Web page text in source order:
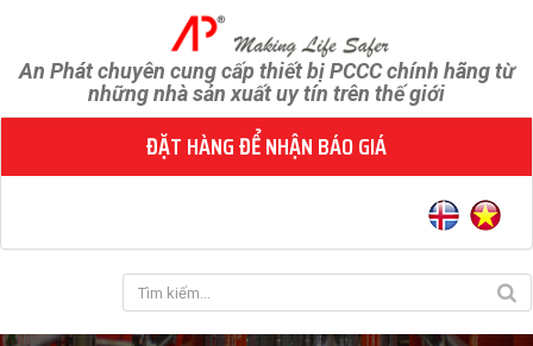
An Phát chuyên cung cấp thiết bị PCCC chính hãng từ
những nhà sản xuất uy tín trên thế giới
ĐẶT HÀNG ĐỂ NHẬN BÁO GIÁ